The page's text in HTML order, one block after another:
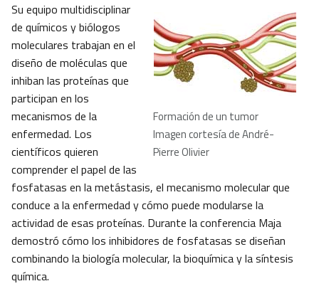
Formación de un tumor
Imagen cortesía de André-
Pierre Olivier
Su equipo multidisciplinar
de químicos y biólogos
moleculares trabajan en el
diseño de moléculas que
inhiban las proteínas que
participan en los
mecanismos de la
enfermedad. Los
científicos quieren
comprender el papel de las
fosfatasas en la metástasis, el mecanismo molecular que
conduce a la enfermedad y cómo puede modularse la
actividad de esas proteínas. Durante la conferencia Maja
demostró cómo los inhibidores de fosfatasas se diseñan
combinando la biología molecular, la bioquímica y la síntesis
química.